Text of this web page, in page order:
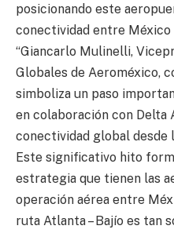
posicionando este
conectividad entre México
“Giancarlo Mulinelli,
Globales de Aeroméxico,
simboliza un paso
en colaboración con Delta
conectividad global desde
Este significativo hito
estrategia que tienen las
operación aérea entre
ruta Atlanta – Bajío es tan